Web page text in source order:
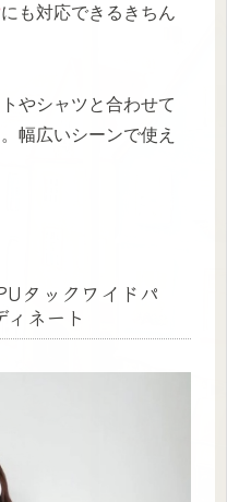
にも対応できるきちん
やシャツと合わせて
幅広いシーンで使え
タックワイドパ
ネート